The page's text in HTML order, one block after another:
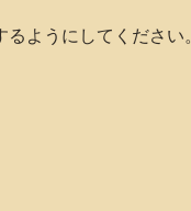
ようにしてください。